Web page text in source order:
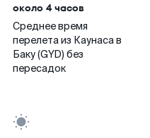
около 4 часов
Среднее время
перелета из Каунаса в
Баку (GYD) без
пересадок